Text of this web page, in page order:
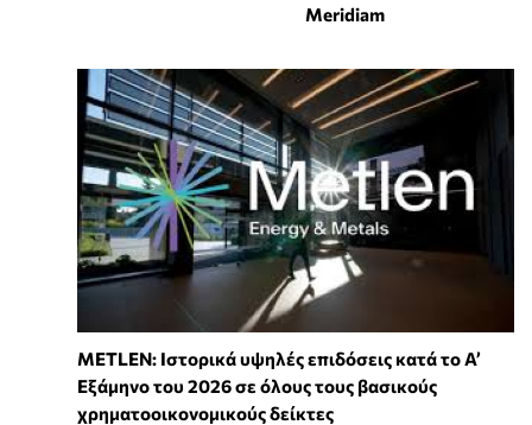
Meridiam
METLEN: Ιστορικά υψηλές επιδόσεις κατά το Α’
Εξάμηνο του 2026 σε όλους τους βασικούς
χρηματοοικονομικούς δείκτες